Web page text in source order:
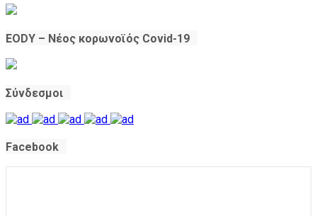
EODY – Νέος κορωνοϊός Covid-19
Σύνδεσμοι
Facebook